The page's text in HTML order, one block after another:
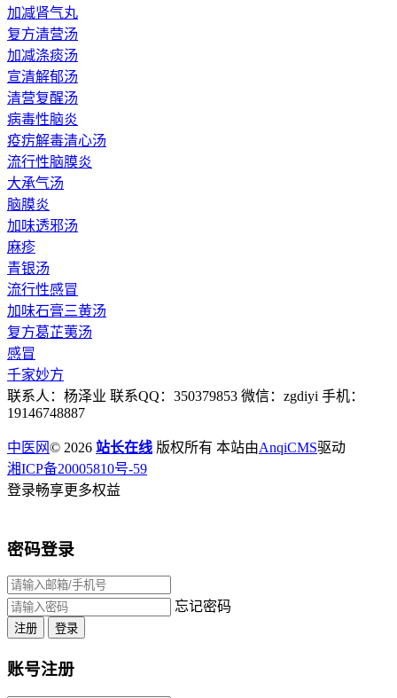
加减肾气丸
复方清营汤
加减涤痰汤
宣清解郁汤
清营复醒汤
病毒性脑炎
疫疠解毒清心汤
流行性脑膜炎
大承气汤
脑膜炎
加味透邪汤
麻疹
青银汤
流行性感冒
加味石膏三黄汤
复方葛芷荑汤
感冒
千家妙方
联系人：杨泽业 联系QQ：350379853 微信：zgdiyi 手机：
19146748887
中医网© 2026 站长在线 版权所有 本站由AnqiCMS驱动
湘ICP备20005810号-59
登录畅享更多权益
密码登录
忘记密码
注册 登录
账号注册